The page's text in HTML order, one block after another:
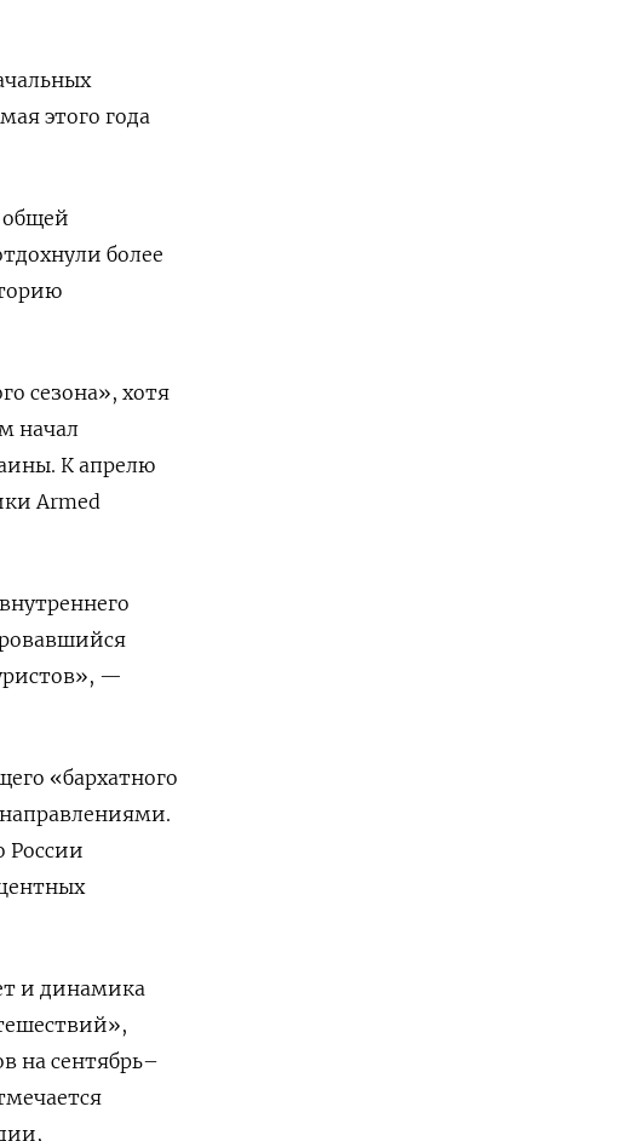
этого года
общей
более
сезона», хотя
начал
К апрелю
Armed
—
«бархатного
России
и динамика
на сентябрь–